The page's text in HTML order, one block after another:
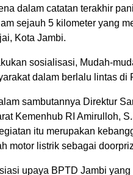
dalam catatan terakhir
sejauh 5 kilometer yang
Kota Jambi.
sosialisasi, Mudah-
dalam berlalu lintas di
sambutannya Direktur
Kemenhub RI Amirulloh,
itu merupakan
motor listrik sebagai
upaya BPTD Jambi